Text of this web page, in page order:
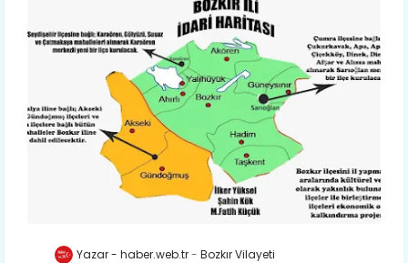
Yazar - haber.web.tr Bozkır Vilayeti